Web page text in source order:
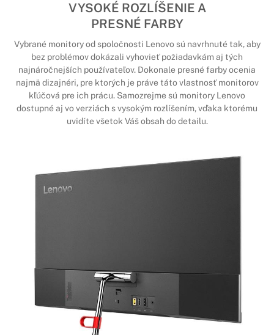
VYSOKÉ ROZLÍŠENIE A
PRESNÉ FARBY
Vybrané monitory od spoločnosti Lenovo sú navrhnuté tak, aby
bez problémov dokázali vyhovieť požiadavkám aj tých
najnáročnejších používateľov. Dokonale presné farby ocenia
najmä dizajnéri, pre ktorých je práve táto vlastnosť monitorov
kľúčová pre ich prácu. Samozrejme sú monitory Lenovo
dostupné aj vo verziách s vysokým rozlíšením, vďaka ktorému
uvidíte všetok Váš obsah do detailu.